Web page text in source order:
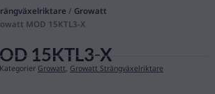
/ Growatt
MOD 15KTL3-X
15KTL3-X
Kategorier Growatt, Growatt Strängväxelriktare